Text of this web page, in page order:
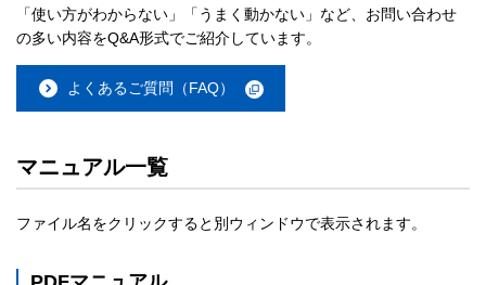
「使い方がわからない」「うまく動かない」など、お問い合わせ
の多い内容をQ&A形式でご紹介しています。
よくあるご質問（FAQ）
マニュアル一覧
ファイル名をクリックすると別ウィンドウで表示されます。